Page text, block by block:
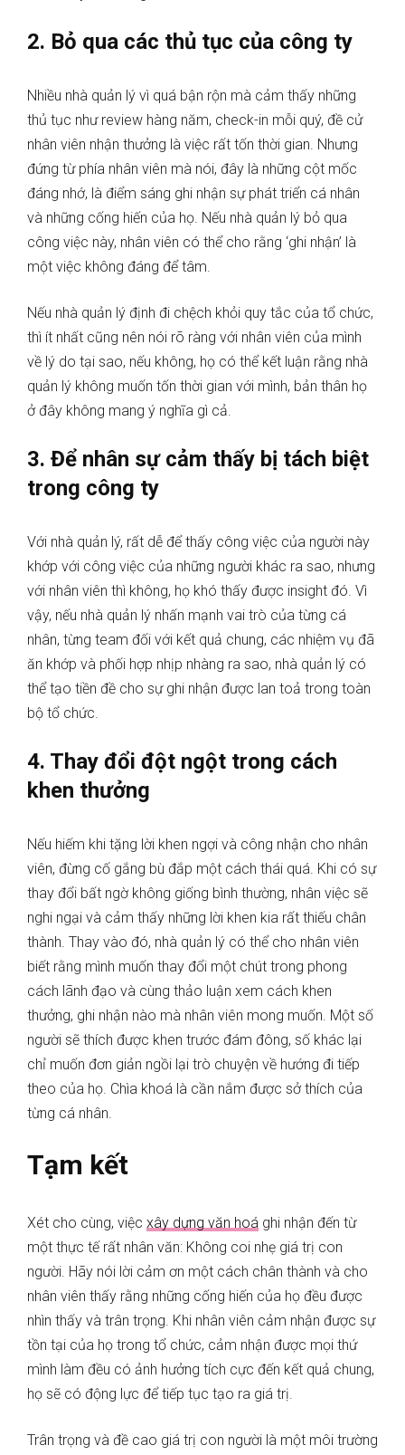
2. Bỏ qua các thủ tục của công ty
Nhiều nhà quản lý vì quá bận rộn mà cảm thấy những
thủ tục như review hàng năm, check-in mỗi quý, đề cử
nhân viên nhận thưởng là việc rất tốn thời gian. Nhưng
đứng từ phía nhân viên mà nói, đây là những cột mốc
đáng nhớ, là điểm sáng ghi nhận sự phát triển cá nhân
và những cống hiến của họ. Nếu nhà quản lý bỏ qua
công việc này, nhân viên có thể cho rằng ‘ghi nhận’ là
một việc không đáng để tâm.
Nếu nhà quản lý định đi chệch khỏi quy tắc của tổ chức,
thì ít nhất cũng nên nói rõ ràng với nhân viên của mình
về lý do tại sao, nếu không, họ có thể kết luận rằng nhà
quản lý không muốn tốn thời gian với mình, bản thân họ
ở đây không mang ý nghĩa gì cả.
3. Để nhân sự cảm thấy bị tách biệt
trong công ty
Với nhà quản lý, rất dễ để thấy công việc của người này
khớp với công việc của những người khác ra sao, nhưng
với nhân viên thì không, họ khó thấy được insight đó. Vì
vậy, nếu nhà quản lý nhấn mạnh vai trò của từng cá
nhân, từng team đối với kết quả chung, các nhiệm vụ đã
ăn khớp và phối hợp nhịp nhàng ra sao, nhà quản lý có
thể tạo tiền đề cho sự ghi nhận được lan toả trong toàn
bộ tổ chức.
4. Thay đổi đột ngột trong cách
khen thưởng
Nếu hiếm khi tặng lời khen ngợi và công nhận cho nhân
viên, đừng cố gắng bù đắp một cách thái quá. Khi có sự
thay đổi bất ngờ không giống bình thường, nhân việc sẽ
nghi ngại và cảm thấy những lời khen kia rất thiếu chân
thành. Thay vào đó, nhà quản lý có thể cho nhân viên
biết rằng mình muốn thay đổi một chút trong phong
cách lãnh đạo và cùng thảo luận xem cách khen
thưởng, ghi nhận nào mà nhân viên mong muốn. Một số
người sẽ thích được khen trước đám đông, số khác lại
chỉ muốn đơn giản ngồi lại trò chuyện về hướng đi tiếp
theo của họ. Chìa khoá là cần nắm được sở thích của
từng cá nhân.
Tạm kết
Xét cho cùng, việc xây dựng văn hoá ghi nhận đến từ
một thực tế rất nhân văn: Không coi nhẹ giá trị con
người. Hãy nói lời cảm ơn một cách chân thành và cho
nhân viên thấy rằng những cống hiến của họ đều được
nhìn thấy và trân trọng. Khi nhân viên cảm nhận được sự
tồn tại của họ trong tổ chức, cảm nhận được mọi thứ
mình làm đều có ảnh hưởng tích cực đến kết quả chung,
họ sẽ có động lực để tiếp tục tạo ra giá trị.
Trân trọng và đề cao giá trị con người là một môi trường